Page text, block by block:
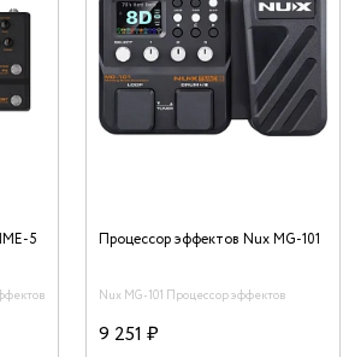
5
Процессор эффектов Nux MG-101
Nux MG-101 Процессор эффектов
9 251 ₽